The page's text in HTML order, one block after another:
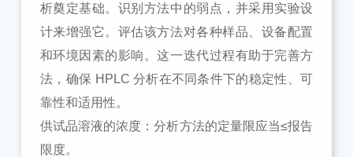
析奠定基础。识别方法中的弱点，并采用实验设
计来增强它。评估该方法对各种样品、设备配置
和环境因素的影响。这一迭代过程有助于完善方
法，确保 HPLC 分析在不同条件下的稳定性、可
靠性和适用性。
供试品溶液的浓度：分析方法的定量限应当≤报告
限度。